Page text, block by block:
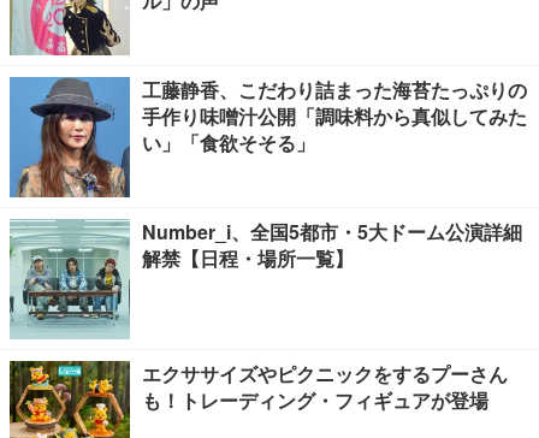
工藤静香、こだわり詰まった海苔たっぷりの
手作り味噌汁公開「調味料から真似してみた
い」「食欲そそる」
Number_i、全国5都市・5大ドーム公演詳細
解禁【日程・場所一覧】
エクササイズやピクニックをするプーさん
も！トレーディング・フィギュアが登場